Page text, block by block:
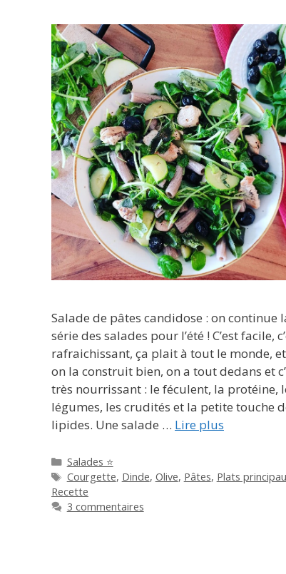
Salade de pâtes candidose : on continue
série des salades pour l’été ! C’est facile,
rafraichissant, ça plait à tout le monde,
on la construit bien, on a tout dedans et
très nourrissant : le féculent, la protéine,
légumes, les crudités et la petite touche
lipides. Une salade … Lire plus
Catégories
Salades ⭐
Étiquettes
Courgette, Dinde, Olive, Pâtes, Plats
Recette
3 commentaires